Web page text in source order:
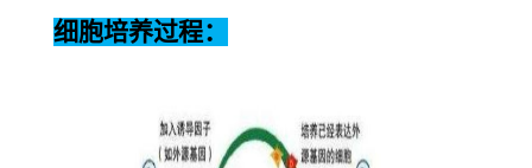
细胞培养过程：